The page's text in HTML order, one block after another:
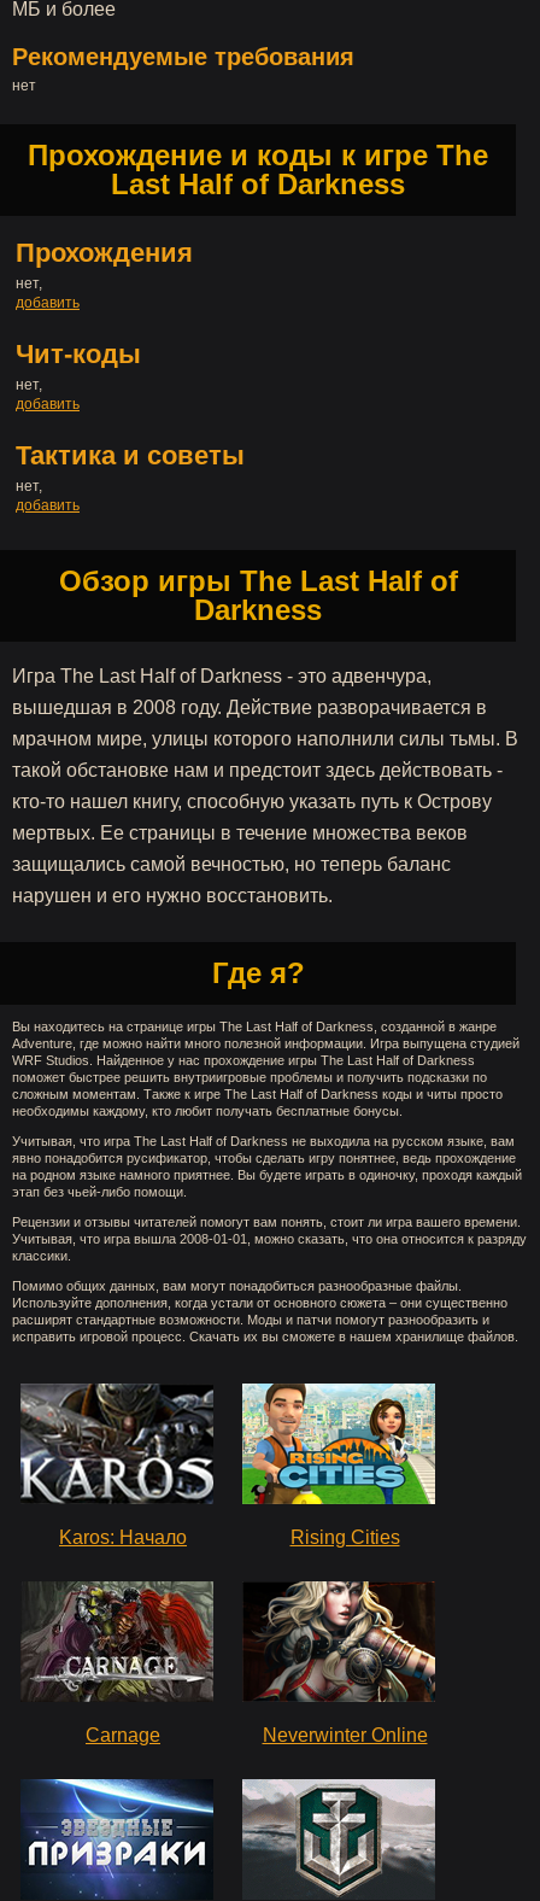
МБ и более
Рекомендуемые требования
нет
Прохождение и коды к игре The
Last Half of Darkness
Прохождения
нет,
добавить
Чит-коды
нет,
добавить
Тактика и советы
нет,
добавить
Обзор игры The Last Half of
Darkness
Игра The Last Half of Darkness - это адвенчура,
вышедшая в 2008 году. Действие разворачивается в
мрачном мире, улицы которого наполнили силы тьмы. В
такой обстановке нам и предстоит здесь действовать -
кто-то нашел книгу, способную указать путь к Острову
мертвых. Ее страницы в течение множества веков
защищались самой вечностью, но теперь баланс
нарушен и его нужно восстановить.
Где я?
Вы находитесь на странице игры The Last Half of Darkness, созданной в жанре
Adventure, где можно найти много полезной информации. Игра выпущена студией
WRF Studios. Найденное у нас прохождение игры The Last Half of Darkness
поможет быстрее решить внутриигровые проблемы и получить подсказки по
сложным моментам. Также к игре The Last Half of Darkness коды и читы просто
необходимы каждому, кто любит получать бесплатные бонусы.
Учитывая, что игра The Last Half of Darkness не выходила на русском языке, вам
явно понадобится русификатор, чтобы сделать игру понятнее, ведь прохождение
на родном языке намного приятнее. Вы будете играть в одиночку, проходя каждый
этап без чьей-либо помощи.
Рецензии и отзывы читателей помогут вам понять, стоит ли игра вашего времени.
Учитывая, что игра вышла 2008-01-01, можно сказать, что она относится к разряду
классики.
Помимо общих данных, вам могут понадобиться разнообразные файлы.
Используйте дополнения, когда устали от основного сюжета – они существенно
расширят стандартные возможности. Моды и патчи помогут разнообразить и
исправить игровой процесс. Скачать их вы сможете в нашем хранилище файлов.
Karos: Начало Rising Cities
Carnage Neverwinter Online